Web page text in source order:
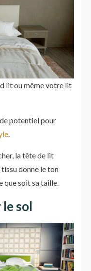
lit ou même votre lit
potentiel pour
.
la tête de lit
tissu donne le ton
que soit sa taille.
sol